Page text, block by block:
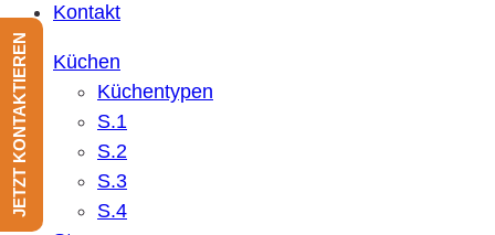
Kontakt
Küchen
Küchentypen
S.1
S.2
S.3
S.4
JETZT KONTAKTIEREN